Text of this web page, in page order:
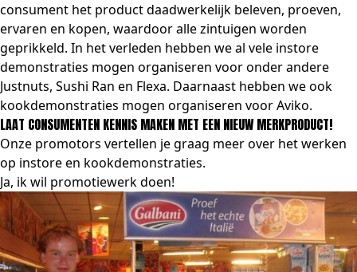
consument het product daadwerkelijk beleven, proeven,
ervaren en kopen, waardoor alle zintuigen worden
geprikkeld. In het verleden hebben we al vele instore
demonstraties mogen organiseren voor onder andere
Justnuts, Sushi Ran en Flexa. Daarnaast hebben we ook
kookdemonstraties mogen organiseren voor Aviko.
LAAT CONSUMENTEN KENNIS MAKEN MET EEN NIEUW MERKPRODUCT!
Onze promotors vertellen je graag meer over het werken
op instore en kookdemonstraties.
Ja, ik wil promotiewerk doen!